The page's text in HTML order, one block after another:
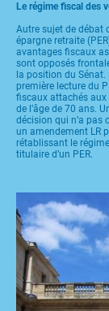
Le régime fiscal des
Autre sujet de débat
épargne retraite
avantages fiscaux
sont opposés
la position du Sénat.
première lecture du
fiscaux attachés aux
de l’âge de 70 ans.
décision qui n’a pas
un amendement LR
rétablissant le
titulaire d’un PER.